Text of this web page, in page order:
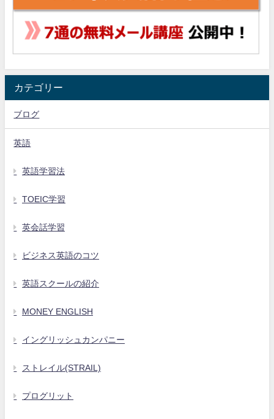
カテゴリー
ブログ
英語
英語学習法
TOEIC学習
英会話学習
ビジネス英語のコツ
英語スクールの紹介
MONEY ENGLISH
イングリッシュカンパニー
ストレイル(STRAIL)
プログリット